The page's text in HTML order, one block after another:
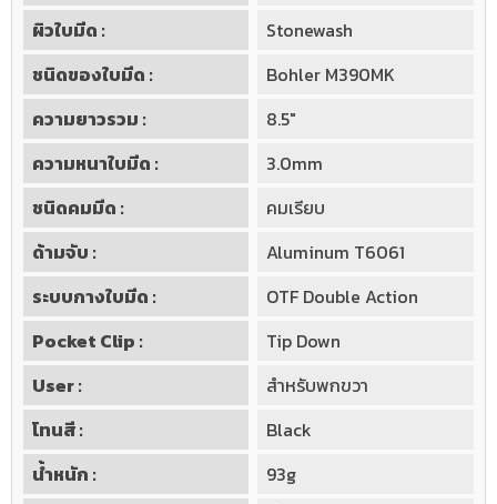
ผิวใบมีด :
Stonewash
ชนิดของใบมีด :
Bohler M390MK
ความยาวรวม :
8.5"
ความหนาใบมีด :
3.0mm
ชนิดคมมีด :
คมเรียบ
ด้ามจับ :
Aluminum T6061
ระบบกางใบมีด :
OTF Double Action
Pocket Clip :
Tip Down
User :
สำหรับพกขวา
โทนสี :
Black
น้ำหนัก :
93g